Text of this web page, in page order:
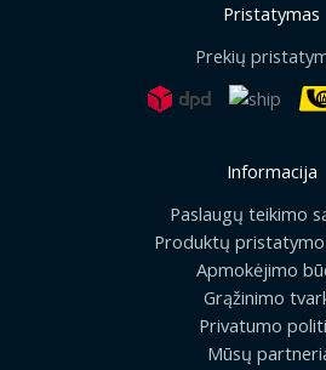
Pristatymas
Prekių
Informacija
Paslaugų teikimo
Produktų
Apmokėjimo
Grąžinimo
Privatumo
Mūsų